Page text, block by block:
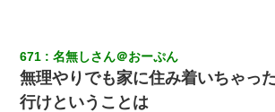
671 名無しさん＠おーぷん
無理やりでも家に住み着いちゃっ
行けということは